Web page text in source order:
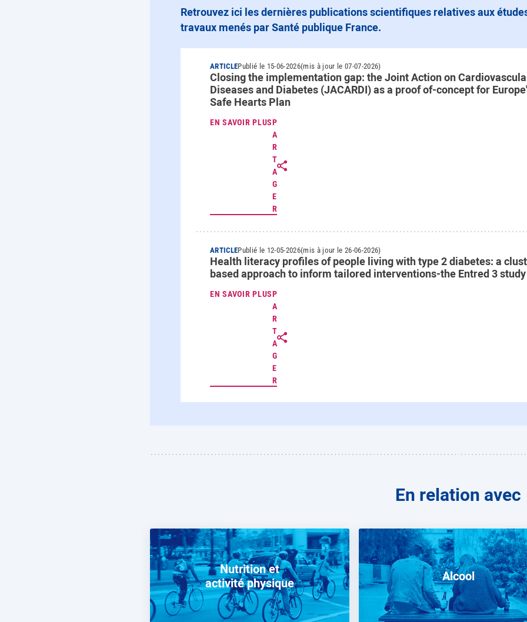
Retrouvez ici les dernières publications scientifiques relatives aux études et
travaux menés par Santé publique France.
ARTICLEPublié le 15-06-2026(mis à jour le 07-07-2026)
Closing the implementation gap: the Joint Action on
Diseases and Diabetes (JACARDI) as a proof of-concept for
Safe Hearts Plan
EN SAVOIR PLUSP
A
R
T
A
G
E
R
ARTICLEPublié le 12-05-2026(mis à jour le 26-06-2026)
Health literacy profiles of people living with type 2 diabetes: a
based approach to inform tailored interventions-the Entred 3 study
EN SAVOIR PLUSP
A
R
T
A
G
E
R
En relation avec
Nutrition et
activité physique
Alcool